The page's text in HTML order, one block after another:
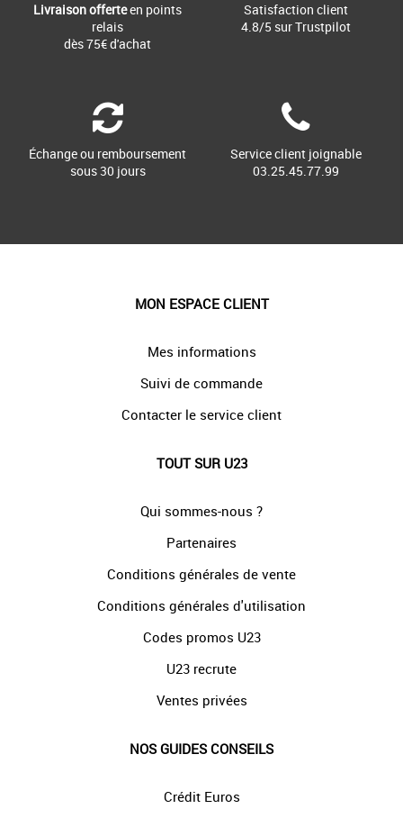
Livraison offerteen points
relais
dès 75€ d'achat
Satisfaction client
4.8/5 sur Trustpilot
Échange ou remboursement
sous 30 jours
Service client joignable
03.25.45.77.99
MON ESPACE CLIENT
Mes informations
Suivi de commande
Contacter le service client
TOUT SUR U23
Qui sommes-nous ?
Partenaires
Conditions générales de vente
Conditions générales d'utilisation
Codes promos U23
U23 recrute
Ventes privées
NOS GUIDES CONSEILS
Crédit Euros